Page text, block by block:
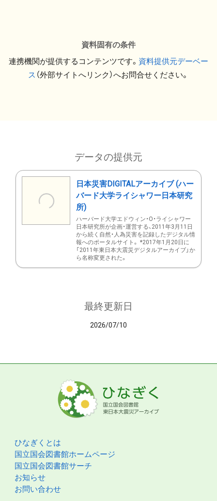
資料固有の条件
連携機関が提供するコンテンツです。 資料提供元デーベー
ス （外部サイトへリンク）へお問合せください。
データの提供元
日本災害DIGITALアーカイブ (ハー
バード大学ライシャワー日本研究
所)
ハーバード大学エドウィン・O・ライシャワー
日本研究所が企画・運営する、2011年3月11日
から続く自然・人為災害を記録したデジタル情
報へのポータルサイト。 *2017年1月20日に
「2011年東日本大震災デジタルアーカイブ」か
ら名称変更された。
最終更新日
2026/07/10
ひなぎくとは
国立国会図書館ホームページ
国立国会図書館サーチ
お知らせ
お問い合わせ